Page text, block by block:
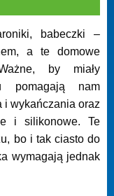
babeczki –
a te domowe
by miały
pomagają nam
i wykańczania oraz
i silikonowe. Te
bo i tak ciasto do
wymagają jednak